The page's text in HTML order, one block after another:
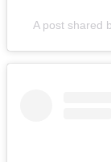
A post shared